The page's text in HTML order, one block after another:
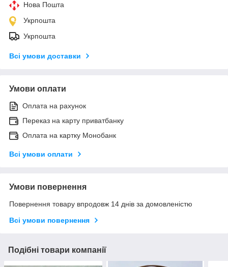
Нова Пошта
Укрпошта
Укрпошта
Всі умови доставки
Умови оплати
Оплата на рахунок
Переказ на карту приватбанку
Оплата на картку Монобанк
Всі умови оплати
Умови повернення
Повернення товару впродовж 14 днів за домовленістю
Всі умови повернення
Подібні товари компанії